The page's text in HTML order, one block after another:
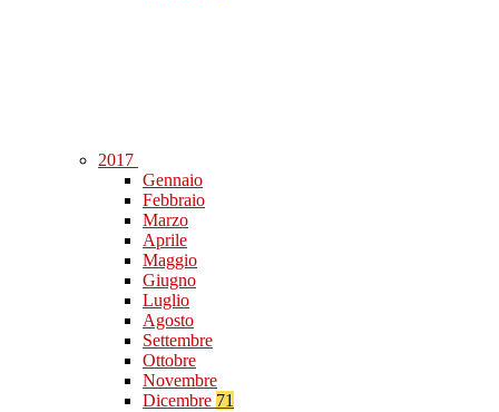
2017
Gennaio
Febbraio
Marzo
Aprile
Maggio
Giugno
Luglio
Agosto
Settembre
Ottobre
Novembre
Dicembre 71